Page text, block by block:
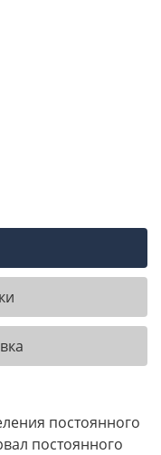
постоянного
постоянного